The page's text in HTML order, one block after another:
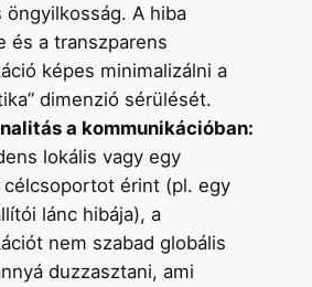
öngyilkosság. A hiba
és a transzparens
képes minimalizálni a
dimenzió sérülését.
a kommunikációban:
lokális vagy egy
érint (pl. egy
lánc hibája), a
nem szabad globális
duzzasztani, ami